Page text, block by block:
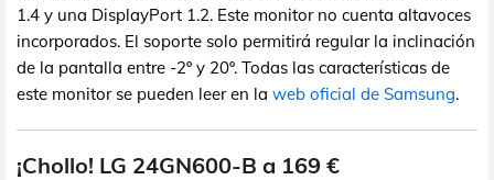
1.4 y una DisplayPort 1.2. Este monitor no cuenta altavoces
incorporados. El soporte solo permitirá regular la inclinación
de la pantalla entre -2º y 20º. Todas las características de
este monitor se pueden leer en la web oficial de Samsung.
¡Chollo! LG 24GN600-B a 169 €